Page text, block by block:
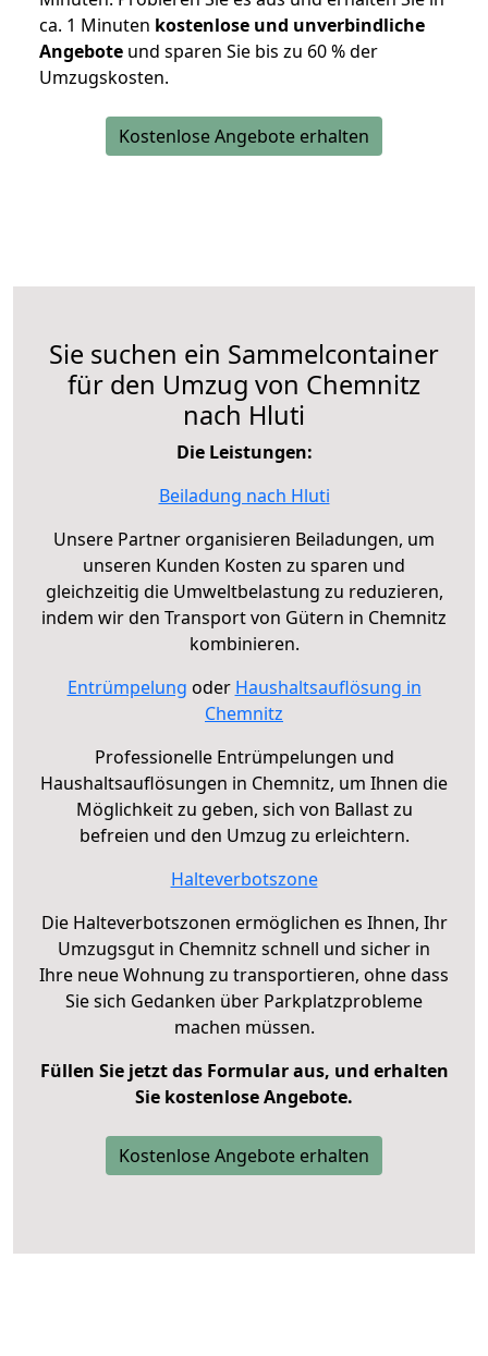
ca. 1 Minuten kostenlose und unverbindliche
Angebote und sparen Sie bis zu 60 % der
Umzugskosten.
Kostenlose Angebote erhalten
Sie suchen ein Sammelcontainer
für den Umzug von Chemnitz
nach Hluti
Die Leistungen:
Beiladung nach Hluti
Unsere Partner organisieren Beiladungen, um
unseren Kunden Kosten zu sparen und
gleichzeitig die Umweltbelastung zu reduzieren,
indem wir den Transport von Gütern in Chemnitz
kombinieren.
Entrümpelung oder Haushaltsauflösung in
Chemnitz
Professionelle Entrümpelungen und
Haushaltsauflösungen in Chemnitz, um Ihnen die
Möglichkeit zu geben, sich von Ballast zu
befreien und den Umzug zu erleichtern.
Halteverbotszone
Die Halteverbotszonen ermöglichen es Ihnen, Ihr
Umzugsgut in Chemnitz schnell und sicher in
Ihre neue Wohnung zu transportieren, ohne dass
Sie sich Gedanken über Parkplatzprobleme
machen müssen.
Füllen Sie jetzt das Formular aus, und erhalten
Sie kostenlose Angebote.
Kostenlose Angebote erhalten